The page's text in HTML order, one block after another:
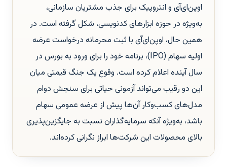
اوپن‌ای‌آی و انتروپیک برای جذب مشتریان سازمانی،
به‌ویژه در حوزه ابزارهای کدنویسی، شکل گرفته است. در
همین حال، اوپن‌ای‌آی با ثبت محرمانه درخواست عرضه
اولیه سهام (IPO)، برنامه خود را برای ورود به بورس در
سال آینده اعلام کرده است. وقوع یک جنگ قیمتی میان
این دو رقیب می‌تواند آزمونی حیاتی برای سنجش دوام
مدل‌های کسب‌وکار آن‌ها پیش از عرضه عمومی سهام
باشد، به‌ویژه آنکه سرمایه‌گذاران نسبت به جایگزین‌پذیری
بالای محصولات این شرکت‌ها ابراز نگرانی کرده‌اند.